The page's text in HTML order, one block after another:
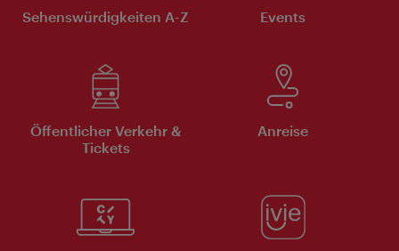
Sehenswürdigkeiten A-Z Events
Öffentlicher Verkehr &
Tickets
Anreise